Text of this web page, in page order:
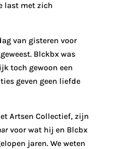
last met zich
van gisteren voor
Blckbx was
toch gewoon een
geven geen liefde
Artsen Collectief, zijn
voor wat hij en Blcbx
jaren. We weten